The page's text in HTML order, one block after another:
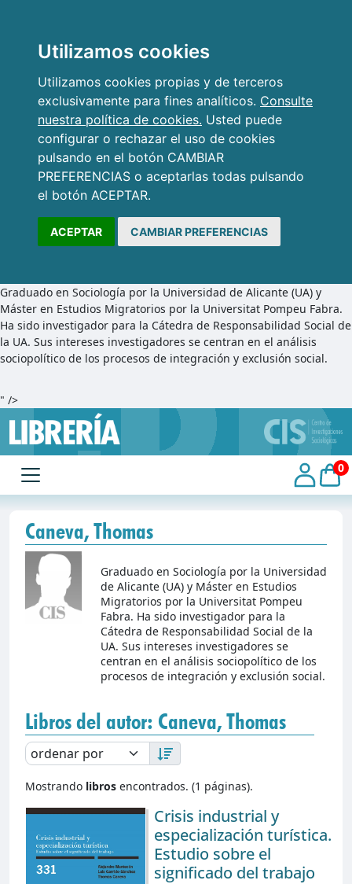
Utilizamos cookies
Utilizamos cookies propias y de terceros
exclusivamente para fines analíticos. Consulte
nuestra política de cookies. Usted puede
configurar o rechazar el uso de cookies
pulsando en el botón CAMBIAR
PREFERENCIAS o aceptarlas todas pulsando
el botón ACEPTAR.
ACEPTAR CAMBIAR PREFERENCIAS
Graduado en Sociología por la Universidad de Alicante (UA) y
Máster en Estudios Migratorios por la Universitat Pompeu Fabra.
Ha sido investigador para la Cátedra de Responsabilidad Social de
la UA. Sus intereses investigadores se centran en el análisis
sociopolítico de los procesos de integración y exclusión social.
" />
0
Caneva, Thomas
Graduado en Sociología por la Universidad
de Alicante (UA) y Máster en Estudios
Migratorios por la Universitat Pompeu
Fabra. Ha sido investigador para la
Cátedra de Responsabilidad Social de la
UA. Sus intereses investigadores se
centran en el análisis sociopolítico de los
procesos de integración y exclusión social.
Libros del autor: Caneva, Thomas
Mostrando libros encontrados. (1 páginas).
Crisis industrial y
especialización turística.
Estudio sobre el
significado del trabajo